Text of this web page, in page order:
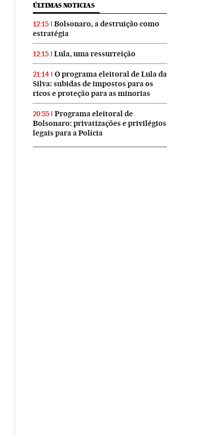
ÚLTIMAS NOTICIAS
12:15
Bolsonaro, a destruição como
estratégia
12:15 Lula, uma ressurreição
21:14
O programa eleitoral de Lula da
Silva: subidas de impostos para os
ricos e proteção para as minorias
20:55
Programa eleitoral de
Bolsonaro: privatizações e privilégios
legais para a Polícia